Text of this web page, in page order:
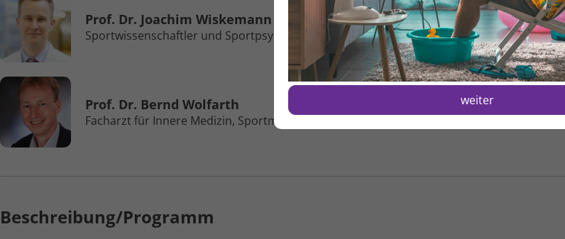
weiter
Prof. Dr. Joachim Wiskemann
Sportwissen­schaftler und Sport­psychologe, NCT, Uniklinik Heidelberg
Prof. Dr. Bernd Wolfarth
Facharzt für Innere Medizin, Sport­medizin, Charité Berlin / Humboldt-Universität zu Berlin
Beschreibung/Programm